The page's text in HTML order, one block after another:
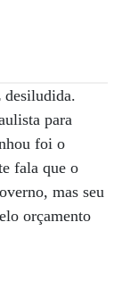
desiludida.
para
foi o
fala que o
mas seu
orçamento